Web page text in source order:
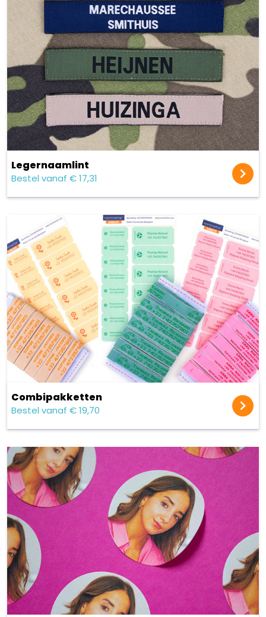
Legernaamlint
Bestel vanaf € 17,31
Combipakketten
Bestel vanaf € 19,70